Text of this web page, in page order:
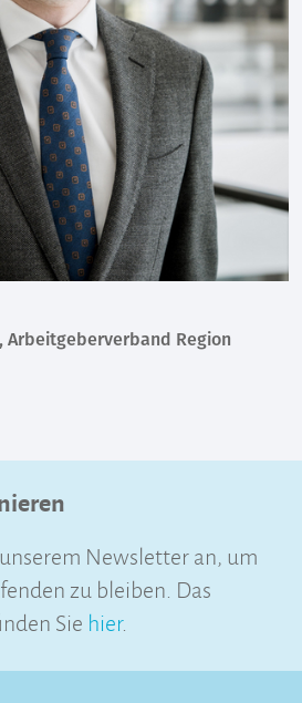
Arbeitgeberverband Region
Newsletter an, um
zu bleiben. Das
Sie hier.